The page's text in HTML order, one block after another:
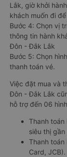
Lắk, giờ khởi
khách muốn đi
Bước 4: Chọn vị
thông tin hành
Đôn - Đắk Lắk
Bước 5: Chọn
thanh toán vé.
Việc đặt mua và
Đôn - Đắk Lắk
hỗ trợ đến 06
Thanh
siêu thị gần
Thanh
Card, JCB).